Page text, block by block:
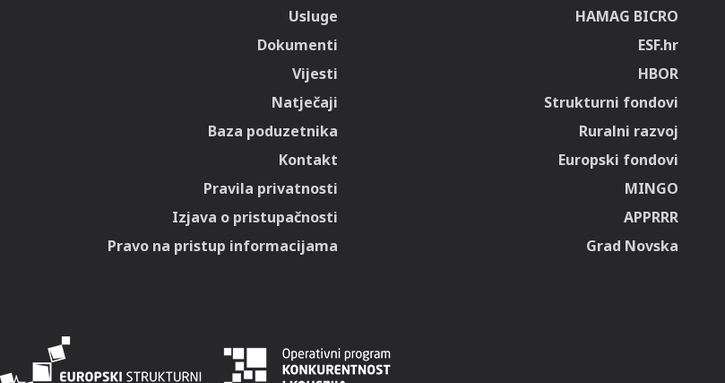
Usluge
Dokumenti
Vijesti
Natječaji
Baza poduzetnika
Kontakt
Pravila privatnosti
Izjava o pristupačnosti
Pravo na pristup informacijama
HAMAG BICRO
ESF.hr
HBOR
Strukturni fondovi
Ruralni razvoj
Europski fondovi
MINGO
APPRRR
Grad Novska